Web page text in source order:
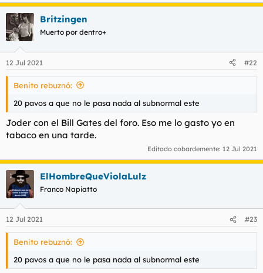
Britzingen
Muerto por dentro+
12 Jul 2021 #22
Benito rebuznó:
20 pavos a que no le pasa nada al subnormal este
Joder con el Bill Gates del foro. Eso me lo gasto yo en
tabaco en una tarde.
Editado cobardemente: 12 Jul 2021
ElHombreQueViolaLulz
Franco Napiatto
12 Jul 2021 #23
Benito rebuznó:
20 pavos a que no le pasa nada al subnormal este